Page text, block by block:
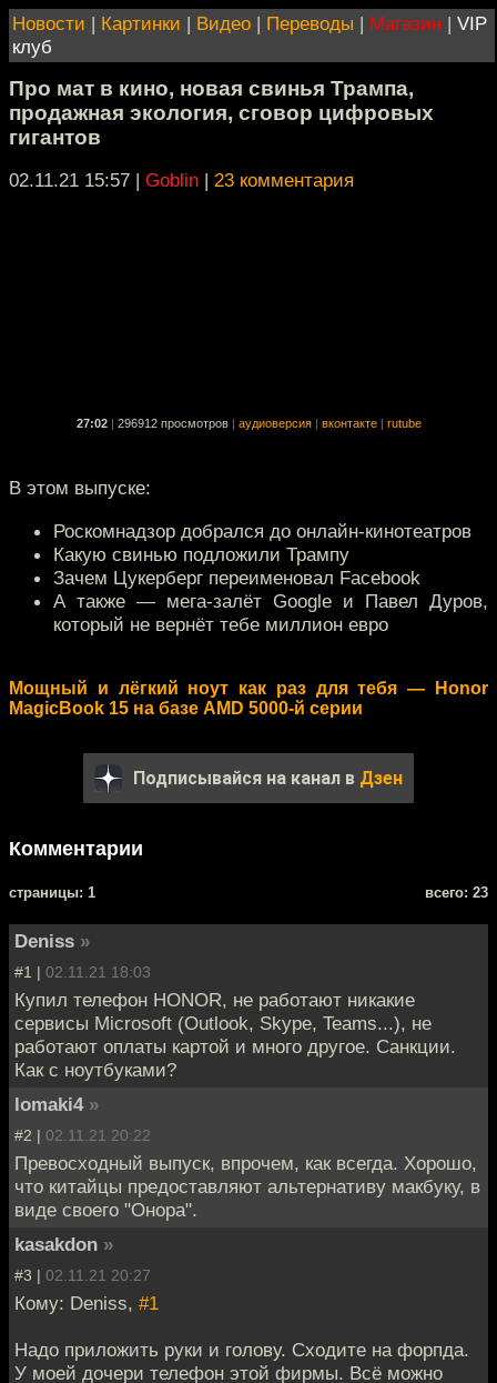
Новости | Картинки | Видео | Переводы | Магазин | VIP
клуб
Про мат в кино, новая свинья Трампа,
продажная экология, сговор цифровых
гигантов
02.11.21 15:57 | Goblin | 23 комментария
27:02 296912 просмотров аудиоверсия вконтакте rutube
В этом выпуске:
Роскомнадзор добрался до онлайн-кинотеатров
Какую свинью подложили Трампу
Зачем Цукерберг переименовал Facebook
А также — мега-залёт Google и Павел Дуров,
который не вернёт тебе миллион евро
Мощный и лёгкий ноут как раз для тебя — Honor
MagicBook 15 на базе AMD 5000-й серии
Подписывайся на канал в Дзен
Комментарии
cтраницы: 1 всего: 23
Deniss »
#1 | 02.11.21 18:03
Купил телефон HONOR, не работают никакие
сервисы Microsoft (Outlook, Skype, Teams...), не
работают оплаты картой и много другое. Санкции.
Как с ноутбуками?
lomaki4 »
#2 | 02.11.21 20:22
Превосходный выпуск, впрочем, как всегда. Хорошо,
что китайцы предоставляют альтернативу макбуку, в
виде своего "Онора".
kasakdon »
#3 | 02.11.21 20:27
Кому: Deniss, #1
Надо приложить руки и голову. Сходите на форпда.
У моей дочери телефон этой фирмы. Всё можно